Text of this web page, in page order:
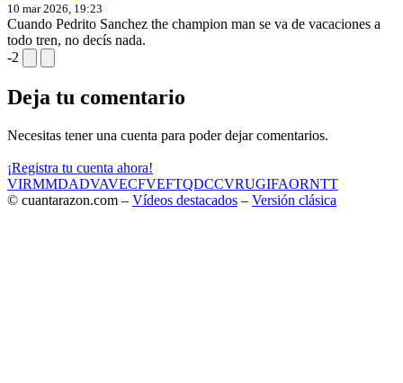
10 mar 2026, 19:23
Cuando Pedrito Sanchez the champion man se va de vacaciones a
todo tren, no decís nada.
-2
Deja tu comentario
Necesitas tener una cuenta para poder dejar comentarios.
¡Registra tu cuenta ahora!
VIRMMDADVAVECFVEFTQDCCVRUGIFAORNTT
© cuantarazon.com – Vídeos destacados – Versión clásica